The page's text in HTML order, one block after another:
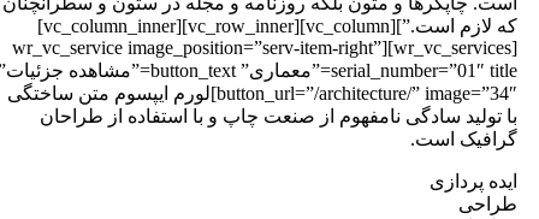
[wr_vc_services][wr_vc_service image_position=”serv-item-right”
serial_number=”01″ title=”معماری” button_text=”مشاهده جزئیات”
button_url=”/architecture/” image=”34″]لورم ایپسوم متن ساختگی
تولید سادگی نامفهوم از صنعت چاپ و با استفاده از طراحان
است.
پردازی